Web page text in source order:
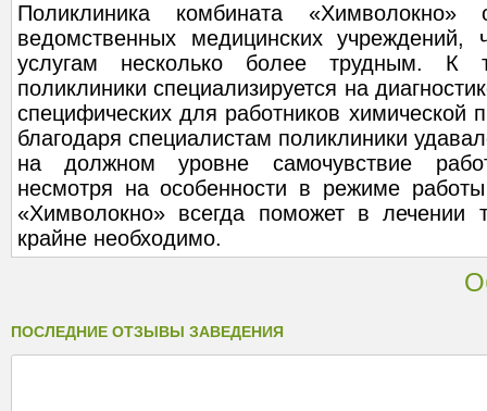
Поликлиника комбината «Химволокно»
ведомственных медицинских
услугам несколько более трудным. К
поликлиники специализируется на
специфических для работников
благодаря специалистам поликлиники
на должном уровне самочувствие
несмотря на особенности в режиме
«Химволокно» всегда поможет в лечении
крайне необходимо.
ПОСЛЕДНИЕ ОТЗЫВЫ ЗАВЕДЕНИЯ